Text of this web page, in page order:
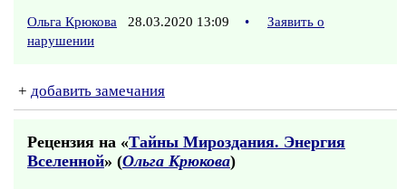
Ольга Крюкова 28.03.2020 13:09 •
Заявить о
нарушении
+ добавить замечания
Рецензия на «Тайны Мироздания. Энергия
Вселенной» (Ольга Крюкова)